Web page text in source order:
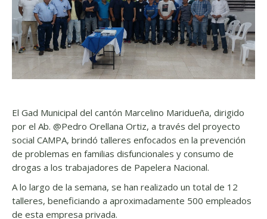
El Gad Municipal del cantón Marcelino Maridueña, dirigido
por el Ab. @Pedro Orellana Ortiz, a través del proyecto
social CAMPA, brindó talleres enfocados en la prevención
de problemas en familias disfuncionales y consumo de
drogas a los trabajadores de Papelera Nacional.
A lo largo de la semana, se han realizado un total de 12
talleres, beneficiando a aproximadamente 500 empleados
de esta empresa privada.